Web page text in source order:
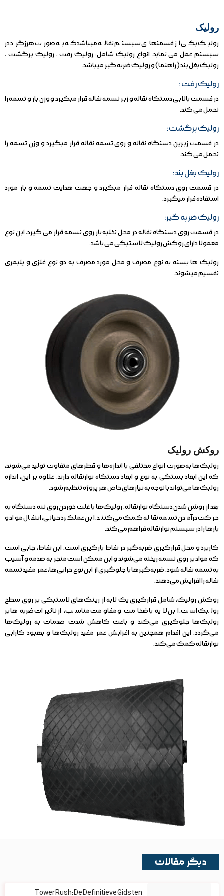
رولیک
رولیک یکی از قسمتهای سیستم نقاله میباشدکه به صورت هرزگرد در
سیستم عمل می نماید. انواع رولیک شامل: رولیک رفت ، رولیک برگشت ،
رولیک بغل بند ( راهنما) و رولیک ضربه گیر میباشد.
رولیک رفت :
در قسمت بالایی دستگاه نقاله و زیر تسمه نقاله قرار میگیرد و وزن بار و تسمه را
تحمل می کند.
رولیک برگشت:
در قسمت زیرین دستگاه نقاله و روی تسمه نقاله قرار میگیرد و وزن تسمه را
تحمل می کند.
رولیک بغل بند:
در قسمت روی دستگاه نقاله قرار میگیرد و جهت هدایت تسمه و بار مورد
استفاده قرار میگیرد.
رولیک ضربه گیر:
در قسمت روی دستگاه نقاله در محل تخلیه بار روی تسمه قرار می گیرد، این نوع
معمولا دارای روکش رولیک لاستیکی می باشد.
رولیک ها بسته به نوع مصرف و محل مورد مصرف به دو نوع فلزی و پلیمری
تقسیم میشوند.
روکش رولیک
رولیک‌ها به‌صورت انواع مختلفی با اندازه‌ها و قطرهای متفاوت تولید می‌شوند،
که این ابعاد بستگی به نوع و ابعاد دستگاه نوارنقاله دارند. علاوه بر این، اندازه
رولیک‌ها می‌تواند با توجه به نیازهای خاص هر پروژه تنظیم شود.
بعد از روشن شدن دستگاه نوارنقاله، رولیک‌ها با غلت خوردن روی تنه دستگاه به
حرکت درآمدن تسمه نقاله کمک می‌کنند. این عملکرد حیاتی، انتقال مواد و
بارها را در سیستم نوارنقاله فراهم می‌کند.
کاربرد و محل قرارگیری ضربه‌گیر در نقاط بارگیری است. این نقاط، جایی است
که مواد بر روی تسمه ریخته می‌شوند و این ممکن است منجر به صدمه و آسیب
به تسمه نقاله شود. ضربه‌گیرها با جلوگیری از این نوع خرابی‌ها، عمر مفید تسمه
نقاله را افزایش می‌دهند.
روکش رولیک، شامل قرارگیری یک لایه از رینگ‌های لاستیکی بر روی سطح
رولیک است. این لایه با ضخامت و مقاومت مناسب، از تاثیرات ضربه‌ها بر
رولیک‌ها جلوگیری می‌کند و باعث کاهش شدت صدمات به رولیک‌ها
می‌گردد. این اقدام همچنین به افزایش عمر مفید رولیک‌ها و بهبود کارایی
نوارنقاله کمک می‌کند.
دیگر مقالات
Tower Rush: De Definitieve Gids ten